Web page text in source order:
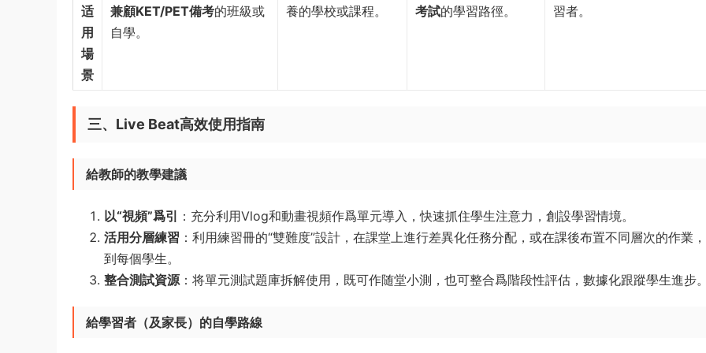
适
用
場
景
兼顧KET/PET備考的班級或
自學。
養的學校或課程。
考試的學習路徑。
習者。
三、Live Beat高效使用指南
給教師的教學建議
以“視頻”爲引
：充分利用Vlog和動畫視頻作爲單元導入，快速抓住學生注意力，創設學習情境。
活用分層練習 ：利用練習冊的“雙難度”設計，在課堂上進行差異化任務分配，或在課後布置不同層次的作業
到每個學生。
整合測試資源：将單元測試題庫拆解使用，既可作随堂小測，也可整合爲階段性評估，數據化跟蹤學生進步。
給學習者（及家長）的自學路線